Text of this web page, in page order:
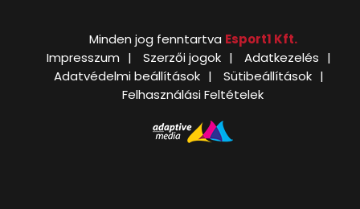
Minden jog fenntartva Esport1 Kft.
Impresszum
Szerzői jogok
Adatkezelés
Adatvédelmi beállítások
Sütibeállítások
Felhasználási Feltételek